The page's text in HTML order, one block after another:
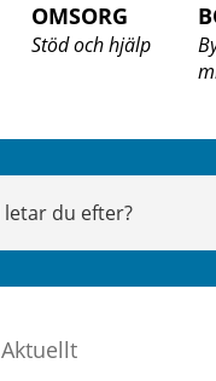
OMSORG
Stöd och hjälp
Aktuellt